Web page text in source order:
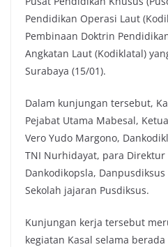
o
o
k
e
r
A
p
p
i
n
k
Pendidikan Operasi Laut
Pembinaan Doktrin
Angkatan Laut (Kodiklatal)
Surabaya (15/01).
Dalam kunjungan tersebut,
Pejabat Utama Mabesal,
Vero Yudo Margono,
TNI Nurhidayat, para Direktur
Dankodikopsla,
Sekolah jajaran Pusdiksus.
Kunjungan kerja tersebut
kegiatan Kasal selama